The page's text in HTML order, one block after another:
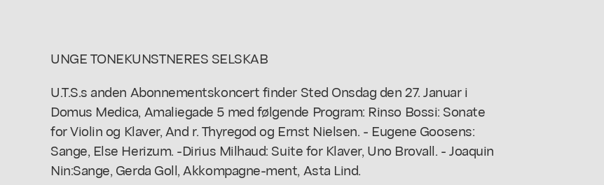
UNGE TONEKUNSTNERES SELSKAB
U.T.S.s anden Abonnementskoncert finder Sted Onsdag den 27. Januar i
Domus Medica, Amaliegade 5 med følgende Program: Rinso Bossi: Sonate
for Violin og Klaver, And r. Thyregod og Ernst Nielsen. - Eugene Goosens:
Sange, Else Herizum. -Dirius Milhaud: Suite for Klaver, Uno Brovall. - Joaquin
Nin:Sange, Gerda Goll, Akkompagne-ment, Asta Lind.